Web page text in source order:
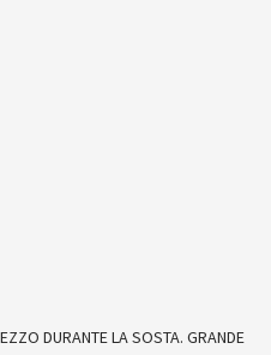
DURANTE LA SOSTA. GRANDE